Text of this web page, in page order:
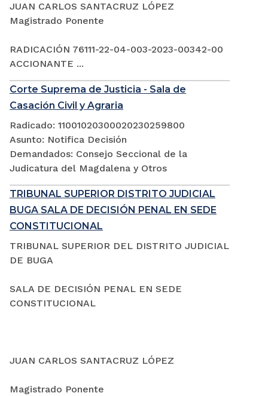
JUAN CARLOS SANTACRUZ LÓPEZ
Magistrado Ponente
RADICACIÓN 76111-22-04-003-2023-00342-00
ACCIONANTE ...
Corte Suprema de Justicia - Sala de
Casación Civil y Agraria
Radicado: 11001020300020230259800
Asunto: Notifica Decisión
Demandados: Consejo Seccional de la
Judicatura del Magdalena y Otros
TRIBUNAL SUPERIOR DISTRITO JUDICIAL
BUGA SALA DE DECISIÓN PENAL EN SEDE
CONSTITUCIONAL
TRIBUNAL SUPERIOR DEL DISTRITO JUDICIAL
DE BUGA
SALA DE DECISIÓN PENAL EN SEDE
CONSTITUCIONAL
JUAN CARLOS SANTACRUZ LÓPEZ
Magistrado Ponente